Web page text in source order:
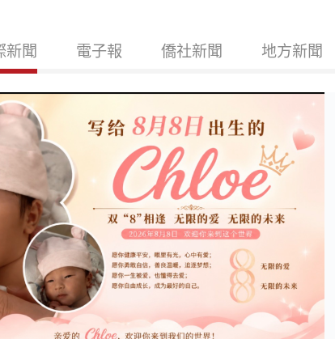
新聞 電子報 僑社新聞 地方新聞